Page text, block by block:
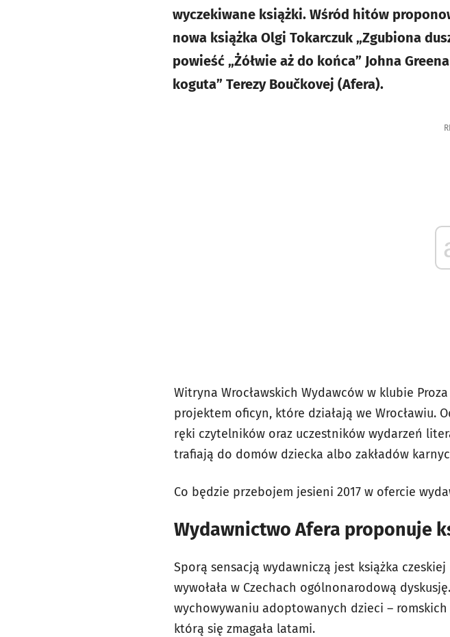
wyczekiwane książki. Wśród hitów
nowa książka Olgi Tokarczuk „Zgubiona
powieść „Żółwie aż do końca” Johna
koguta” Terezy Boučkovej (Afera).
Witryna Wrocławskich Wydawców w klubie
projektem oficyn, które działają we Wrocławiu.
ręki czytelników oraz uczestników wydarzeń
trafiają do domów dziecka albo zakładów
Co będzie przebojem jesieni 2017 w ofercie
Wydawnictwo Afera proponuje
Sporą sensacją wydawniczą jest książka
wywołała w Czechach ogólnonarodową
wychowywaniu adoptowanych dzieci –
którą się zmagała latami.